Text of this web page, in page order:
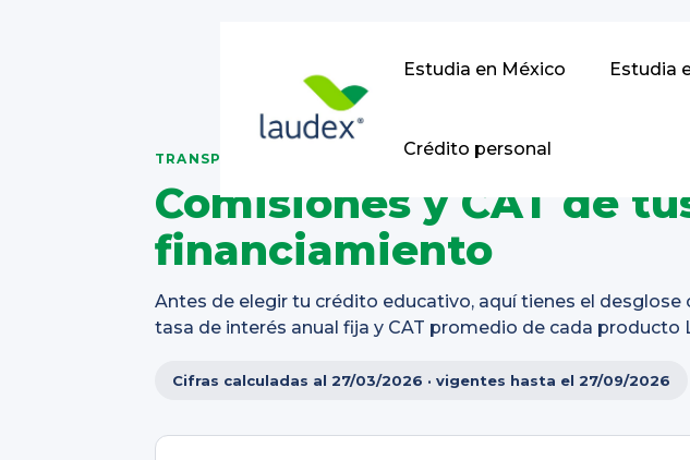
Estudia en México Estudia
Crédito personal
TRANSPARENCIA CONDUSEF
Comisiones y CAT de
financiamiento
Antes de elegir tu crédito educativo, aquí tienes el
tasa de interés anual fija y CAT promedio de cada producto
Cifras calculadas al 27/03/2026 · vigentes hasta el 27/09/2026